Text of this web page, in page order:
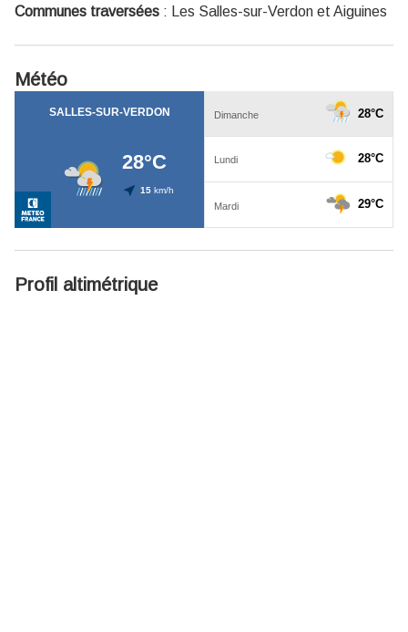
Communes traversées : Les Salles-sur-Verdon et Aiguines
Météo
Profil altimétrique